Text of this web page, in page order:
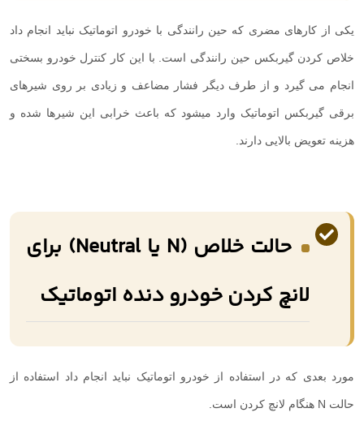
یکی از کارهای مضری که حین رانندگی با خودرو اتوماتیک نباید انجام داد
خلاص کردن گیربکس حین رانندگی است. با این کار کنترل خودرو بسختی
انجام می گیرد و از طرف دیگر فشار مضاعف و زیادی بر روی شیرهای
برقی گیربکس اتوماتیک وارد میشود که باعث خرابی این شیرها شده و
هزینه تعویض بالایی دارند.
حالت خلاص (N یا Neutral) برای
لانچ کردن خودرو دنده اتوماتیک
مورد بعدی که در استفاده از خودرو اتوماتیک نباید انجام داد استفاده از
حالت N هنگام لانچ کردن است.